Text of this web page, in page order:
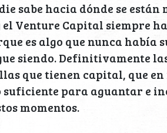
sabe hacia dónde se están
el Venture Capital siempre
es algo que nunca había
siendo. Definitivamente
que tienen capital, que en
suficiente para aguantar e
momentos.